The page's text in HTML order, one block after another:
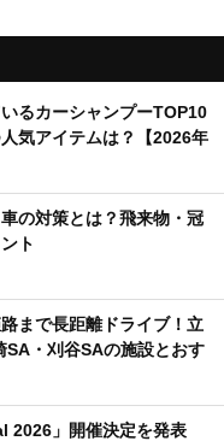
いるカーシャンプーTOP10
人気アイテムは？【2026年
の対策とは？飛来物・冠
ト
まで長距離ドライブ！立
SA・刈谷SAの施設とおす
2026」開催決定を発表